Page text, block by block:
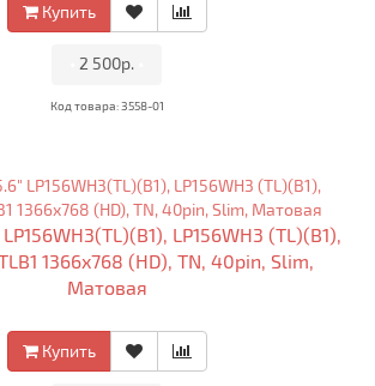
Купить
2 500р.
Код товара: 3558-01
LP156WH3 (TL)(B1),
1366x768 (HD), TN, 40pin, Slim,
Матовая
Купить